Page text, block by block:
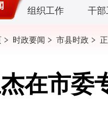
组织工作 干部
时政要闻 市县时政
在市委